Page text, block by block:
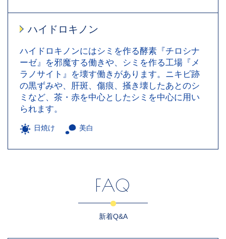
ハイドロキノン
ハイドロキノンにはシミを作る酵素『チロシナ
ーゼ』を邪魔する働きや、シミを作る工場『メ
ラノサイト』を壊す働きがあります。ニキビ跡
の黒ずみや、肝斑、傷痕、掻き壊したあとのシ
ミなど、茶・赤を中心としたシミを中心に用い
られます。
日焼け 美白
FAQ
新着Q&A